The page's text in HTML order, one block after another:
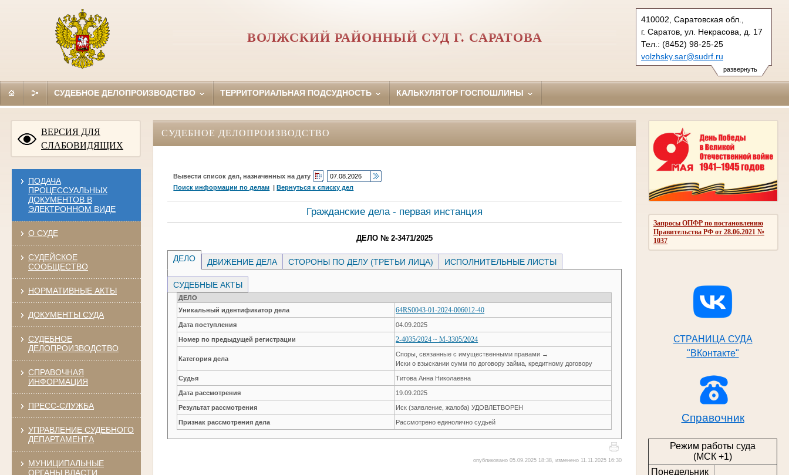
развернуть
410002, Саратовская обл.,
г. Саратов, ул. Некрасова, д. 17
Тел.: (8452) 98-25-25
volzhsky.sar@sudrf.ru
ВОЛЖСКИЙ РАЙОННЫЙ СУД Г. САРАТОВА
СУДЕБНОЕ ДЕЛОПРОИЗВОДСТВО ТЕРРИТОРИАЛЬНАЯ ПОДСУДНОСТЬ КАЛЬКУЛЯТОР ГОСПОШЛИНЫ
ВЕРСИЯ ДЛЯ
СЛАБОВИДЯЩИХ
ПОДАЧА
ПРОЦЕССУАЛЬНЫХ
ДОКУМЕНТОВ В
ЭЛЕКТРОННОМ ВИДЕ
О СУДЕ
СУДЕЙСКОЕ
СООБЩЕСТВО
НОРМАТИВНЫЕ АКТЫ
ДОКУМЕНТЫ СУДА
СУДЕБНОЕ
ДЕЛОПРОИЗВОДСТВО
СПРАВОЧНАЯ
ИНФОРМАЦИЯ
ПРЕСС-СЛУЖБА
УПРАВЛЕНИЕ СУДЕБНОГО
ДЕПАРТАМЕНТА
МУНИЦИПАЛЬНЫЕ
ОРГАНЫ ВЛАСТИ
Запросы ОПФР по постановлению
Правительства РФ от 28.06.2021 №
1037
СТРАНИЦА СУДА
"ВКонтакте"
Справочник
Режим работы суда
(МСК +1)
Понедельник
СУДЕБНОЕ ДЕЛОПРОИЗВОДСТВО
Вывести список дел, назначенных на дату
Поиск информации по делам |Вернуться к списку дел
Гражданские дела - первая инстанция
ДЕЛО № 2-3471/2025
ДЕЛО ДВИЖЕНИЕ ДЕЛА СТОРОНЫ ПО ДЕЛУ (ТРЕТЬИ ЛИЦА) ИСПОЛНИТЕЛЬНЫЕ ЛИСТЫ
СУДЕБНЫЕ АКТЫ
ДЕЛО
Уникальный идентификатор дела
64RS0043-01-2024-006012-40
Дата поступления 04.09.2025
Номер по предыдущей регистрации 2-4035/2024 ~ М-3305/2024
Категория дела
Споры, связанные с имущественными правами →
Иски о взыскании сумм по договору займа, кредитному договору
Судья Титова Анна Николаевна
Дата рассмотрения 19.09.2025
Результат рассмотрения Иск (заявление, жалоба) УДОВЛЕТВОРЕН
Признак рассмотрения дела Рассмотрено единолично судьей
опубликовано 05.09.2025 18:38, изменено 11.11.2025 16:30